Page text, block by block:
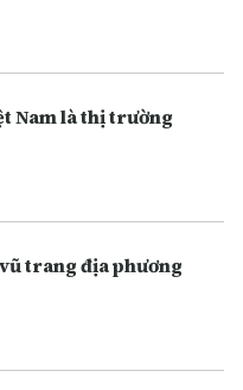
Nam là thị trường
trang địa phương